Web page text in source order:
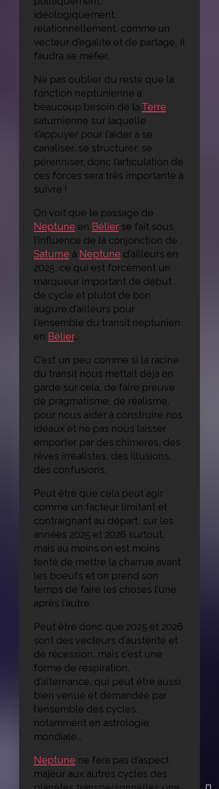
idéologiquement,
relationnellement, comme un
vecteur d’égalité et de partage, il
faudra se méfier.
Ne pas oublier du reste que la
fonction neptunienne a
beaucoup besoin de la Terre
saturnienne sur laquelle
s’appuyer pour l’aider à se
canaliser, se structurer, se
pérenniser, donc l’articulation de
ces forces sera très importante à
suivre !
On voit que le passage de
Neptune en Bélierse fait sous
l’influence de la conjonction de
Saturne à Neptune d’ailleurs en
2025, ce qui est forcément un
marqueur important de début
de cycle et plutôt de bon
augure d’ailleurs pour
l’ensemble du transit neptunien
en Bélier…
C’est un peu comme si la racine
du transit nous mettait déjà en
garde sur cela, de faire preuve
de pragmatisme, de réalisme,
pour nous aider à construire nos
idéaux et ne pas nous laisser
emporter par des chimères, des
rêves irréalistes, des illusions,
des confusions.
Peut être que cela peut agir
comme un facteur limitant et
contraignant au départ, sur les
années 2025 et 2026 surtout,
mais au moins on est moins
tenté de mettre la charrue avant
les boeufs et on prend son
temps de faire les choses l’une
après l’autre.
Peut être donc que 2025 et 2026
sont des vecteurs d’austérité et
de récession, mais c’est une
forme de respiration,
d’alternance, qui peut être aussi
bien venue et demandée par
l’ensemble des cycles,
notamment en astrologie
mondiale…
Neptune ne fera pas d’aspect
majeur aux autres cycles des